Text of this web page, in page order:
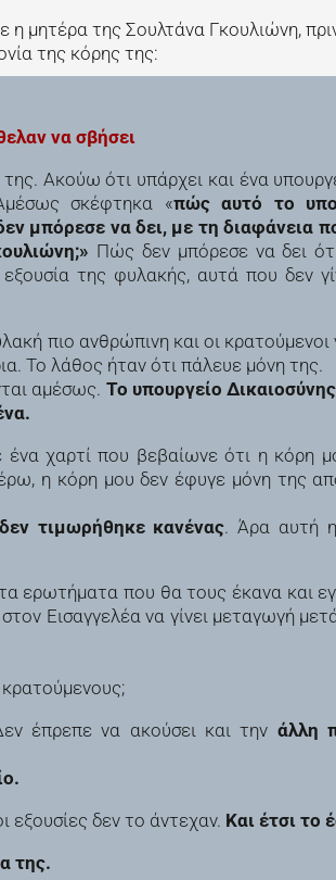
η μητέρα της Σουλτάνα Γκουλιώνη,
της κόρης της:
να σβήσει
Ακούω ότι υπάρχει και ένα
σκέφτηκα «πώς αυτό το
μπόρεσε να δει, με τη διαφάνεια
Πώς δεν μπόρεσε να δει
της φυλακής, αυτά που δεν
πιο ανθρώπινη και οι
Το λάθος ήταν ότι πάλευε μόνη της.
αμέσως. Το υπουργείο
ένα χαρτί που βεβαίωνε ότι η κόρη
η κόρη μου δεν έφυγε μόνη της
τιμωρήθηκε κανένας. Άρα αυτή
ερωτήματα που θα τους έκανα και
στον Εισαγγελέα να γίνει μεταγωγή
έπρεπε να ακούσει και την άλλη
δεν το άντεχαν. Και έτσι το
της.